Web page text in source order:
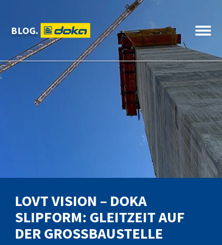
BLOG.
LOVT VISION – DOKA
SLIPFORM: GLEITZEIT AUF
DER GROSSBAUSTELLE